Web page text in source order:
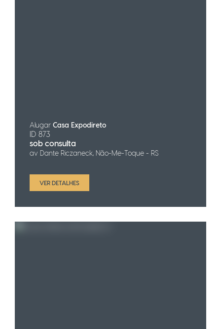
Alugar Casa Expodireto
ID 873
sob consulta
av Dante Riczaneck, Não-Me-Toque - RS
VER DETALHES